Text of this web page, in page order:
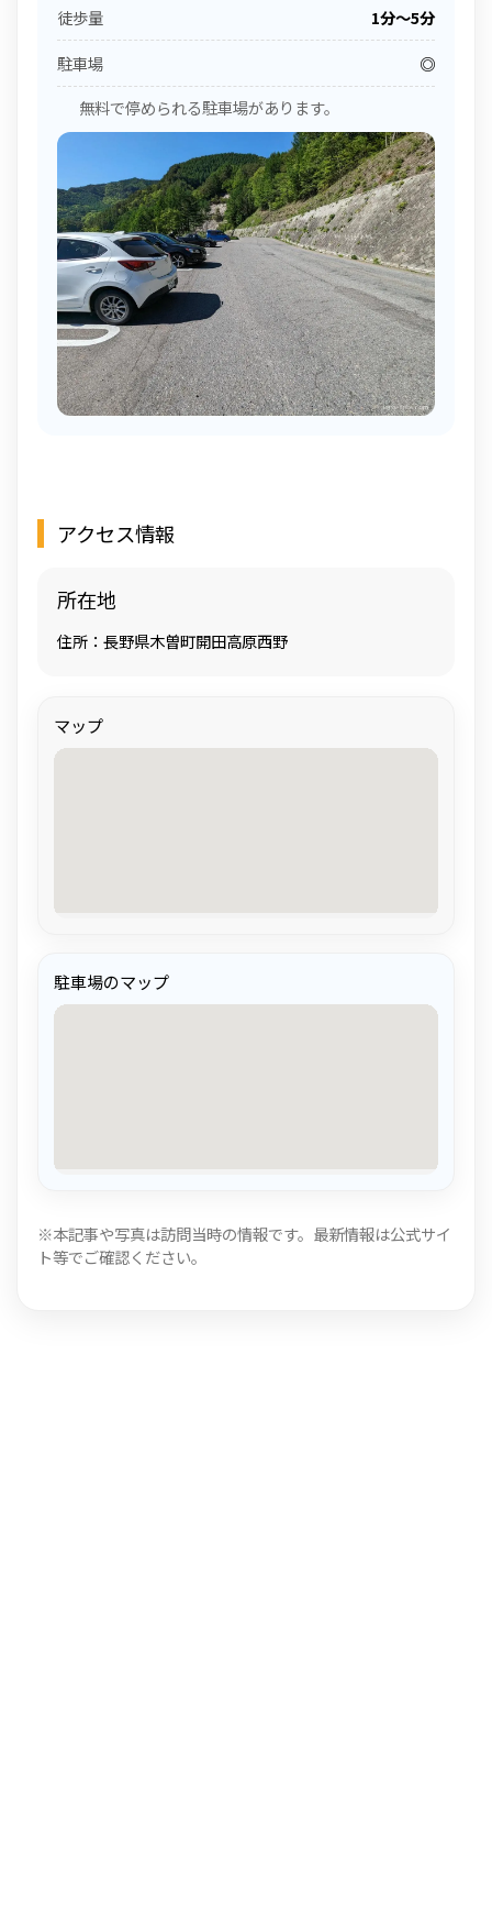
徒歩量
1分〜5分
駐車場
◎
無料で停められる駐車場があります。
アクセス情報
所在地
住所：長野県木曽町開田高原西野
マップ
駐車場のマップ
※本記事や写真は訪問当時の情報です。最新情報は公式サイ
ト等でご確認ください。